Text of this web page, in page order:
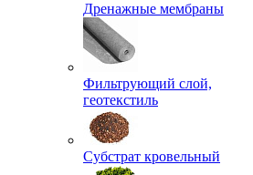
Дренажные мембраны
Фильтрующий слой,
геотекстиль
Субстрат кровельный